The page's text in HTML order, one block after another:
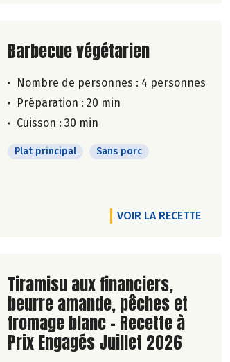
Lire la suite de la recette
Barbecue végétarien
Nombre de personnes : 4 personnes
Préparation : 20 min
Cuisson : 30 min
Plat principal Sans porc
VOIR LA RECETTE
Lire la suite de la recette
Tiramisu aux financiers,
beurre amande, pêches et
fromage blanc - Recette à
Prix Engagés Juillet 2026